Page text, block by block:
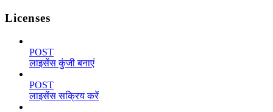
Licenses
POST
लाइसेंस कुंजी बनाएं
POST
लाइसेंस सक्रिय करें